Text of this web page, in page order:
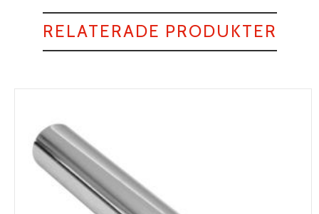
RELATERADE PRODUKTER